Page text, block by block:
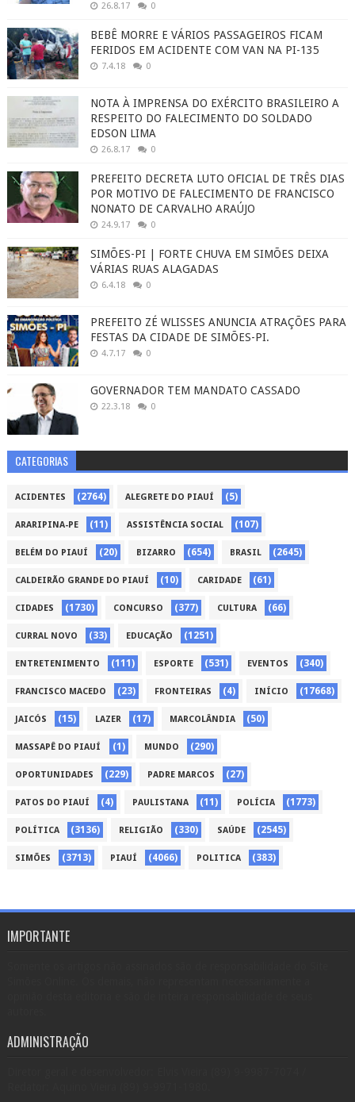
26.8.17 0
BEBÊ MORRE E VÁRIOS PASSAGEIROS FICAM
FERIDOS EM ACIDENTE COM VAN NA PI-135
7.4.18 0
NOTA À IMPRENSA DO EXÉRCITO BRASILEIRO A
RESPEITO DO FALECIMENTO DO SOLDADO
EDSON LIMA
26.8.17 0
PREFEITO DECRETA LUTO OFICIAL DE TRÊS DIAS
POR MOTIVO DE FALECIMENTO DE FRANCISCO
NONATO DE CARVALHO ARAÚJO
24.9.17 0
SIMÕES-PI | FORTE CHUVA EM SIMÕES DEIXA
VÁRIAS RUAS ALAGADAS
6.4.18 0
PREFEITO ZÉ WLISSES ANUNCIA ATRAÇÕES PARA
FESTAS DA CIDADE DE SIMÕES-PI.
4.7.17 0
GOVERNADOR TEM MANDATO CASSADO
22.3.18 0
CATEGORIAS
ACIDENTES (2764) ALEGRETE DO PIAUÍ (5)
ARARIPINA-PE (11) ASSISTÊNCIA SOCIAL (107)
BELÉM DO PIAUÍ (20) BIZARRO (654) BRASIL (2645)
CALDEIRÃO GRANDE DO PIAUÍ (10) CARIDADE (61)
CIDADES (1730) CONCURSO (377) CULTURA (66)
CURRAL NOVO (33) EDUCAÇÃO (1251)
ENTRETENIMENTO (111) ESPORTE (531) EVENTOS (340)
FRANCISCO MACEDO (23) FRONTEIRAS (4) INÍCIO (17668)
JAICÓS (15) LAZER (17) MARCOLÂNDIA (50)
MASSAPÊ DO PIAUÍ (1) MUNDO (290)
OPORTUNIDADES (229) PADRE MARCOS (27)
PATOS DO PIAUÍ (4) PAULISTANA (11) POLÍCIA (1773)
POLÍTICA (3136) RELIGIÃO (330) SAÚDE (2545)
SIMÕES (3713) PIAUÍ (4066) POLITICA (383)
IMPORTANTE
ADMINISTRAÇÃO